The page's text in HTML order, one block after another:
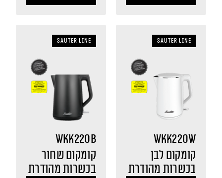
sauter LINE
WKK220W
קומקום לבן
בכשרות מהודרת
sauter LINE
WKK220B
קומקום שחור
בכשרות מהודרת